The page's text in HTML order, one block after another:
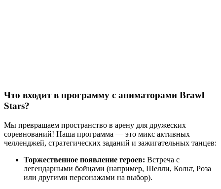
Что входит в программу с аниматорами Brawl
Stars?
Мы превращаем пространство в арену для дружеских
соревнований! Наша программа — это микс активных
челленджей, стратегических заданий и зажигательных танцев:
Торжественное появление героев: Встреча с
легендарными бойцами (например, Шелли, Кольт, Роза
или другими персонажами на выбор).